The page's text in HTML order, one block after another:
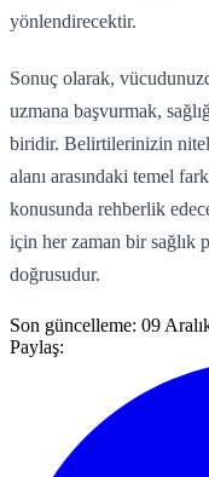
yönlendirecektir.
Sonuç olarak,
uzmana başvurmak,
biridir. Belirtilerinizin
alanı arasındaki temel
konusunda rehberlik
için her zaman bir sağlık
doğrusudur.
Son güncelleme: 09
Paylaş: